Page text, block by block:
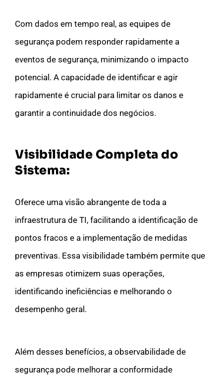
Com dados em tempo real, as equipes de
segurança podem responder rapidamente a
eventos de segurança, minimizando o impacto
potencial. A capacidade de identificar e agir
rapidamente é crucial para limitar os danos e
garantir a continuidade dos negócios.
Visibilidade Completa do
Sistema:
Oferece uma visão abrangente de toda a
infraestrutura de TI, facilitando a identificação de
pontos fracos e a implementação de medidas
preventivas. Essa visibilidade também permite que
as empresas otimizem suas operações,
identificando ineficiências e melhorando o
desempenho geral.
Além desses benefícios, a observabilidade de
segurança pode melhorar a conformidade